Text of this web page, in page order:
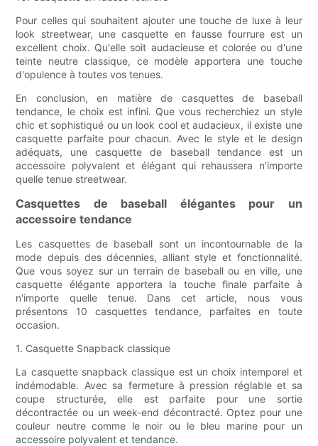
Pour celles qui souhaitent ajouter une touche de luxe à leur
look streetwear, une casquette en fausse fourrure est un
excellent choix. Qu'elle soit audacieuse et colorée ou d'une
teinte neutre classique, ce modèle apportera une touche
d'opulence à toutes vos tenues.
En conclusion, en matière de casquettes de baseball
tendance, le choix est infini. Que vous recherchiez un style
chic et sophistiqué ou un look cool et audacieux, il existe une
casquette parfaite pour chacun. Avec le style et le design
adéquats, une casquette de baseball tendance est un
accessoire polyvalent et élégant qui rehaussera n'importe
quelle tenue streetwear.
Casquettes de baseball élégantes pour un
accessoire tendance
Les casquettes de baseball sont un incontournable de la
mode depuis des décennies, alliant style et fonctionnalité.
Que vous soyez sur un terrain de baseball ou en ville, une
casquette élégante apportera la touche finale parfaite à
n'importe quelle tenue. Dans cet article, nous vous
présentons 10 casquettes tendance, parfaites en toute
occasion.
1. Casquette Snapback classique
La casquette snapback classique est un choix intemporel et
indémodable. Avec sa fermeture à pression réglable et sa
coupe structurée, elle est parfaite pour une sortie
décontractée ou un week-end décontracté. Optez pour une
couleur neutre comme le noir ou le bleu marine pour un
accessoire polyvalent et tendance.